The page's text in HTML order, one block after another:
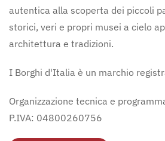
autentica alla scoperta dei piccoli
storici, veri e propri musei a cielo
architettura e tradizioni.
I Borghi d'Italia è un marchio
Organizzazione tecnica e
P.IVA: 04800260756